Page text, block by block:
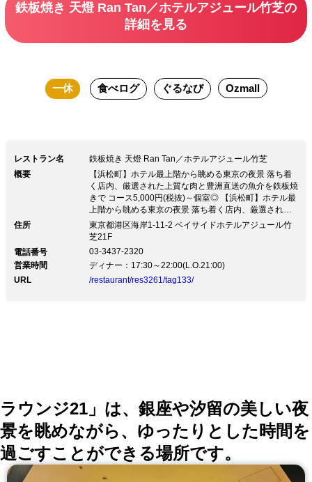
製クリスマスデザートで余韻を楽しん
で。。。 ホテル最上階から臨む夜景
を、この限定スペシャルディナーで彩っ
鉄板焼き 天燈 Ran Tan／ホテルアジュール竹芝の
詳細を見る
一休 食べログ ぐるなび Ozmall
レストラン名
鉄板焼き 天燈 Ran Tan／ホテルアジュール竹芝
概要
【浜松町】ホテル最上階から眺める東京の夜景 落ち着
く店内、厳選された上質な肉と豊洲直送の魚介を鉄板焼
きで コース5,000円(税抜)～個室◎ 【浜松町】ホテル最
上階から眺める東京の夜景 落ち着く店内、厳選された
上質な肉と豊洲直送の魚介を鉄板焼きで コース5,000円
(税抜)～個室◎～ベイサイドホテル アジュール竹芝21
都会の夜景を一望 黒を基調としたラグジュアリーでモ
ダンな空間ですごす極上のひととき 【厳選食材】 A5ラ
ンクの国産黒毛和牛を中心にその時に仕入れられる上質
住所
東京都港区海岸1-11-2 ベイサイドホテルアジュール竹
芝21F
電話番号
03-3437-2320
営業時間
ディナー：17:30～22:00(L.O.21:00)
URL
/restaurant/res3261/tag133/
ラウンジ21」は、銀座や汐留の美しい夜
景を眺めながら、ゆったりとした時間を
過ごすことができる場所です。